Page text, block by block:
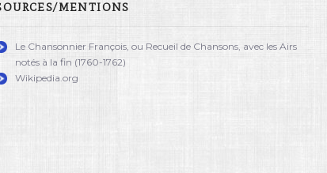
MENTIONS
Le Chansonnier François, ou Recueil de Chansons, avec les Airs
notés à la fin (1760-1762)
Wikipedia.org